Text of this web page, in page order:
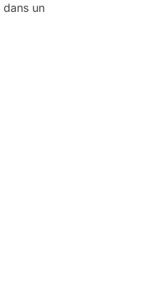
dans un